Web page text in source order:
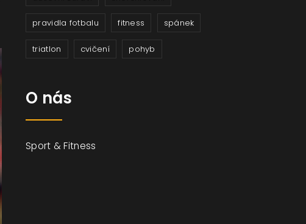
pravidla fotbalu fitness spánek
triatlon cvičení pohyb
O nás
Sport & Fitness